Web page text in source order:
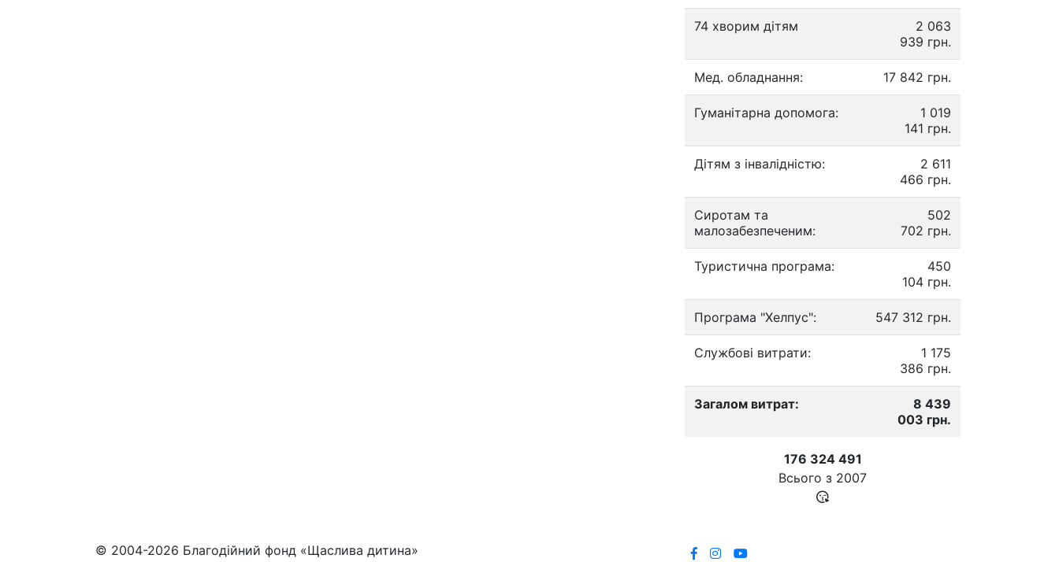
74 хворим дітям
2 063
939 грн.
Мед. обладнання: 17 842 грн.
Гуманітарна допомога:
1 019
141 грн.
Дітям з інвалідністю:
2 611
466 грн.
Сиротам та
малозабезпеченим:
502
702 грн.
Туристична програма:
450
104 грн.
Програма "Хелпус": 547 312 грн.
Службові витрати:
1 175
386 грн.
Загалом витрат:
8 439
003 грн.
176 324 491
Всього з 2007
© 2004-2026 Благодійний фонд «Щаслива дитина»